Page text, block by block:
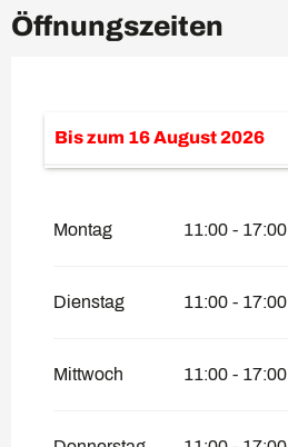
Öffnungszeiten
Bis zum 16 August 2026
Montag 11:00 - 17:00
Dienstag 11:00 - 17:00
Mittwoch 11:00 - 17:00